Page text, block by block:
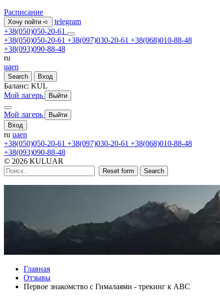
Расписание
Хочу пойти ➪
telegram
+38(050)050-20-61
+38(050)050-20-61 +38(097)030-20-61 +38(068)010-88-48
+38(093)090-88-48
ru
uaen
Search Вход
Баланс: KUL
Мой лагерь
Выйти
Мой лагерь
Выйти
Вход
ru uaen
+38(050)050-20-61 +38(097)030-20-61 +38(068)010-88-48
+38(093)090-88-48
© 2026 KULUAR
Reset form Search
Главная
Отзывы
Первое знакомство с Гималаями - трекинг к ABC